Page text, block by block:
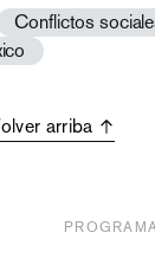
Conflictos
arriba